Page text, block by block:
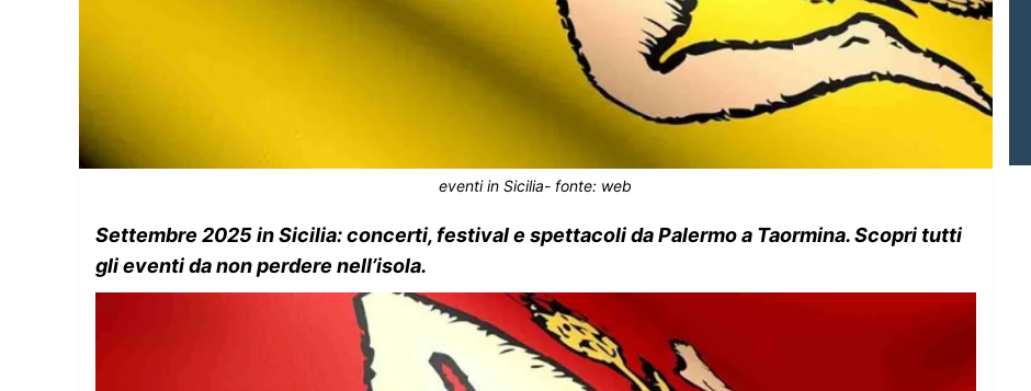
eventi in Sicilia- fonte: web
Settembre 2025 in Sicilia: concerti, festival e spettacoli da Palermo a Taormina. Scopri tutti
gli eventi da non perdere nell’isola.